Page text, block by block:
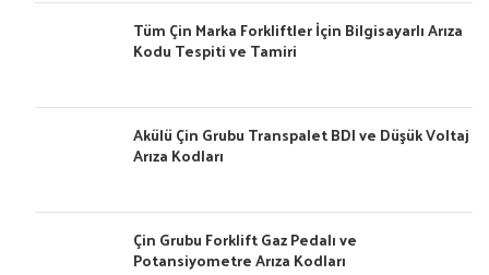
Tüm Çin Marka Forkliftler İçin Bilgisayarlı Arıza
Kodu Tespiti ve Tamiri
Akülü Çin Grubu Transpalet BDI ve Düşük Voltaj
Arıza Kodları
Çin Grubu Forklift Gaz Pedalı ve
Potansiyometre Arıza Kodları